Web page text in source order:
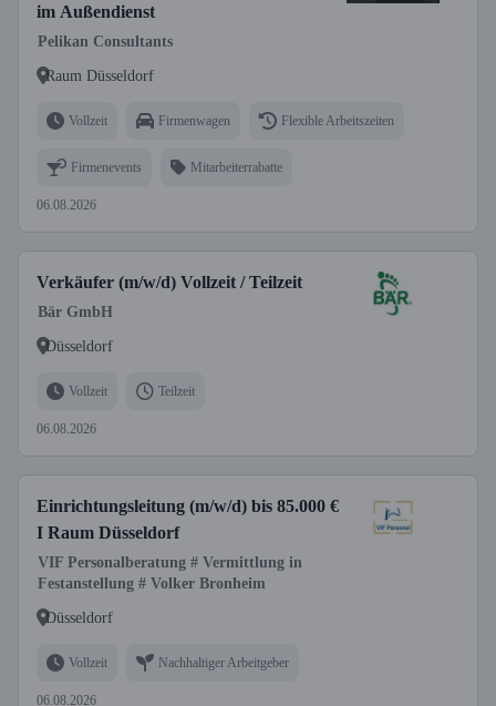
im Außendienst
Pelikan Consultants
Raum Düsseldorf
Vollzeit Firmenwagen Flexible Arbeitszeiten
Firmenevents Mitarbeiterrabatte
06.08.2026
Verkäufer (m/w/d) Vollzeit / Teilzeit
Bär GmbH
Düsseldorf
Vollzeit Teilzeit
06.08.2026
Einrichtungsleitung (m/w/d) bis 85.000 €
I Raum Düsseldorf
VIF Personalberatung # Vermittlung in
Festanstellung # Volker Bronheim
Düsseldorf
Vollzeit Nachhaltiger Arbeitgeber
06.08.2026